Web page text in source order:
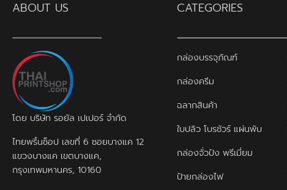
ABOUT US
โดย บริษัท รอยัล เปเปอร์ จำกัด
ไทยพริ้นช็อป เลขที่ 6 ซอยบางแค 12
แขวงบางแค เขตบางแค,
กรุงเทพมหานคร, 10160
CATEGORIES
กล่องบรรจุภัณฑ์
กล่องครีม
ฉลากสินค้า
ใบปลิว โบรชัวร์ แผ่นพับ
กล่องจั่วปัง พรีเมี่ยม
ป้ายกล่องไฟ